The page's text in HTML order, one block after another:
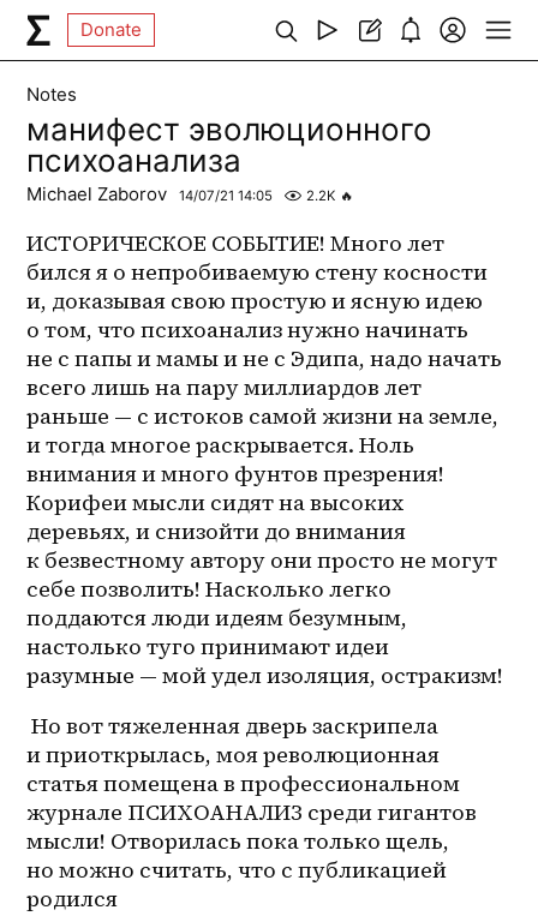
Donate
Notes
манифест эволюционного
психоанализа
Michael Zaborov 14/07/21 14:05 2.2K 🔥
ИСТОРИЧЕСКОЕ СОБЫТИЕ! Много лет
бился я о непробиваемую стену косности
и, доказывая свою простую и ясную идею
о том, что психоанализ нужно начинать
не с папы и мамы и не с Эдипа, надо начать
всего лишь на пару миллиардов лет
раньше — с истоков самой жизни на земле,
и тогда многое раскрывается. Ноль
внимания и много фунтов презрения!
Корифеи мысли сидят на высоких
деревьях, и снизойти до внимания
к безвестному автору они просто не могут
себе позволить! Насколько легко
поддаются люди идеям безумным,
настолько туго принимают идеи
разумные — мой удел изоляция, остракизм!
Но вот тяжеленная дверь заскрипела
и приоткрылась, моя революционная
статья помещена в профессиональном
журнале ПСИХОАНАЛИЗ среди гигантов
мысли! Отворилась пока только щель,
но можно считать, что с публикацией
родился